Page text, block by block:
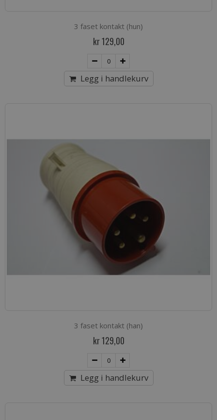
3 faset kontakt (hun)
kr 129,00
Legg i handlekurv
3 faset kontakt (han)
kr 129,00
Legg i handlekurv